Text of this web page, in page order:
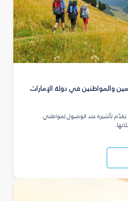
والمواطنين في دولة الإمارات
تقدّم تأشيرة عند الوصول لمواطني